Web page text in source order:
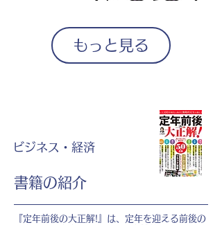
もっと見る
ビジネス・経済
書籍の紹介
『定年前後の大正解!』は、定年を迎える前後の